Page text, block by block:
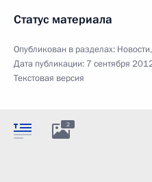
Статус материала
Опубликован в разделах: Новости,
Дата публикации: 7 сентября
Текстовая версия
2